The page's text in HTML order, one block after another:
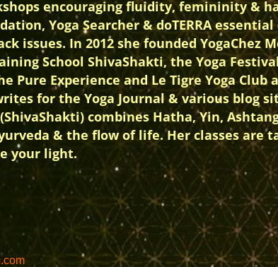
encouraging fluidity, femininity &
Yoga Searcher & doTERRA
issues. In 2012 she founded
School ShivaShakti, the Yoga
Pure Experience and Le Tigre Yoga
for the Yoga Journal & various blog
combines Hatha, Yin,
& the flow of life. Her classes
your light.